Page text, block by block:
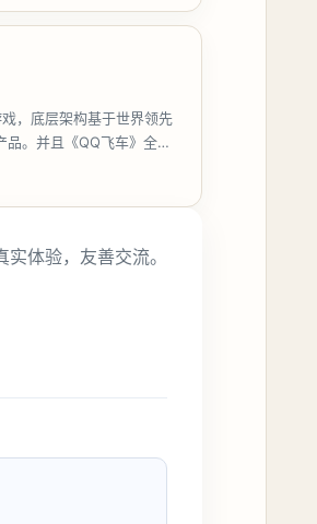
，底层架构基于世界领先
。并且《QQ飞车》全面
实体验，友善交流。